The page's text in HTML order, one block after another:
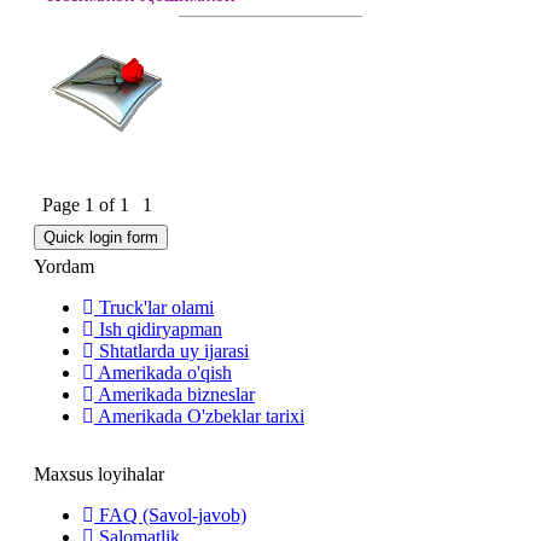
Page 1 of 1 1
Yordam
Truck'lar olami
Ish qidiryapman
Shtatlarda uy ijarasi
Amerikada o'qish
Amerikada bizneslar
Amerikada O'zbeklar tarixi
Maxsus loyihalar
FAQ (Savol-javob)
Salomatlik